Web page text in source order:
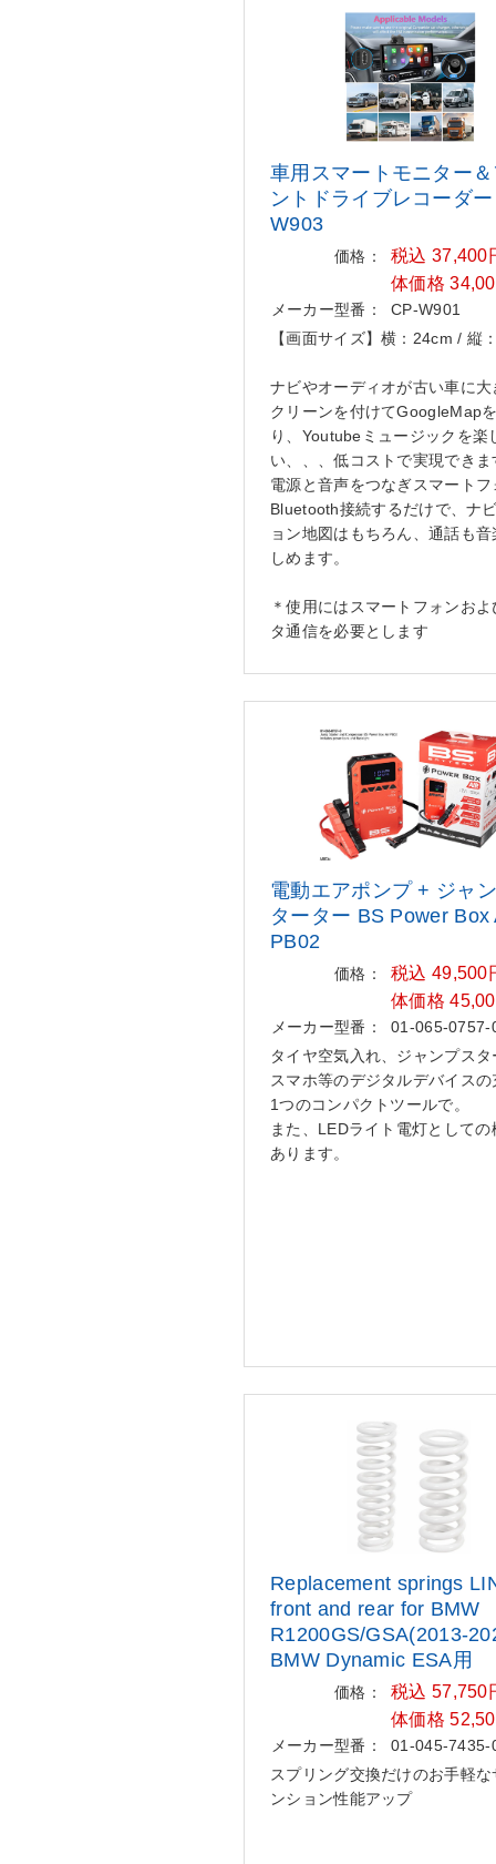
車用スマートモニター
ントド ライブレコーダー
W903
価格：
税込 37,400
体価格
メーカー型番：
CP-W901
【画面サイズ】横：24cm / 縦
ナビやオーディオが古い車に大
クリーンを付けてGoogleMap
り、Youtubeミュージックを楽
い、、、低コストで実現できま
電源と音声をつなぎスマートフ
Bluetooth接続するだけで、ナ
ョン地図はもちろん、通話も音
しめます。
＊使用にはスマートフォンお
タ通信を必要とします
電動エアポンプ + ジャ
タータ ー BS Power Box
PB02
価格：
税込 49,500
体価格
メーカー型番：
01-065-0757-
タイヤ空気入れ、ジャンプスタ
スマホ等のデジタルデバイスの
1つのコンパクトツールで。
また、LEDライト電灯としての
あります。
Replacement springs
front and rear for BMW
R1200GS/GSA(2013-
BMW Dynamic ESA用
価格：
税込 57,750
体価格
メーカー型番：
01-045-7435-
スプリング交換だけのお手軽な
ンション性能アップ